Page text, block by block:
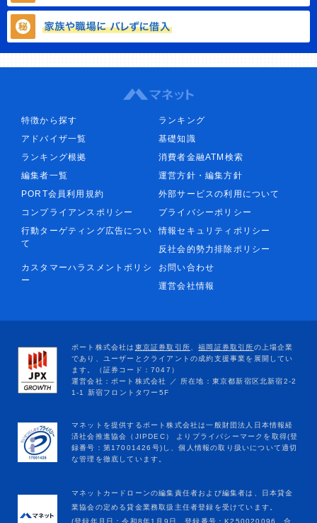
特徴から探す
ランキング
アドバイザ一覧
基礎知識
ランキング根拠
消費者金融ATM検索
編集者一覧
運営方針・編集方針
PORT会員利用規約
外部サービスの利用について
コンプライアンスポリシー
プライバシーポリシー
行動ターゲティング広告につい
て
情報セキュリティポリシー
反社会的勢力排除ポリシー
カスタマーハラスメントポリシ
ー
お問い合わせ
運営会社情報
マネットカードローンの編集責任者および編集者は、日本貸金
業協会の定める貸金業務取扱主任者登録を受けています。
(登録年月日：令和8年1月9日、登録番号：K250020096、合